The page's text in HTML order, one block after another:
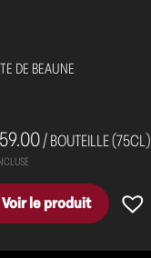
DE BEAUNE
/ BOUTEILLE (75CL)
Voir le produit